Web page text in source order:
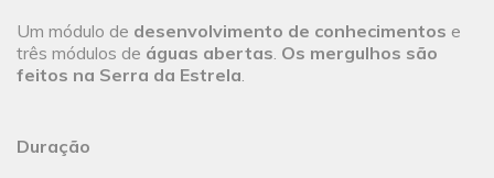
Um módulo de desenvolvimento de conhecimentos e
três módulos de águas abertas. Os mergulhos são
feitos na Serra da Estrela.
Duração